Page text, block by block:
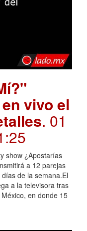
vivo el
. 01
show ¿Apostarías
a 12 parejas
de la semana.El
a la televisora tras
en donde 15